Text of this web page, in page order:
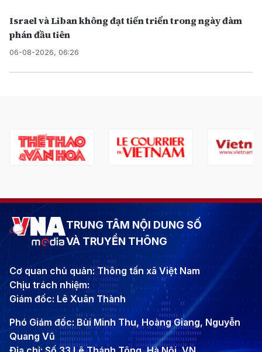
Israel và Liban không đạt tiến triển trong ngày đàm
phán đầu tiên
06-08-2026, 06:26
TRUNG TÂM NỘI DUNG SỐ
VÀ TRUYỀN THÔNG
Cơ quan chủ quản: Thông tấn xã Việt Nam
Chịu trách nhiệm:
Giám đốc: Lê Xuân Thành
Phó Giám đốc: Bùi Minh Thu, Hoàng Giang, Nguyễn
Quang Vũ